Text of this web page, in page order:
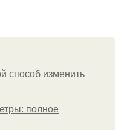
способ изменить
полное